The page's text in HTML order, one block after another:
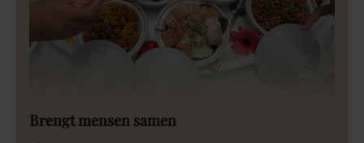
Brengt mensen samen